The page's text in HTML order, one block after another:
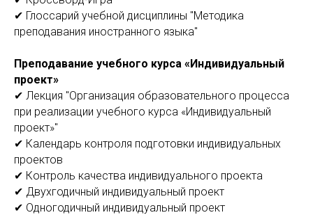
✔ Глоссарий учебной дисциплины "Методика
преподавания иностранного языка"
Преподавание учебного курса «Индивидуальный
проект»
✔ Лекция "Организация образовательного процесса
при реализации учебного курса «Индивидуальный
проект»"
✔ Календарь контроля подготовки индивидуальных
проектов
✔ Контроль качества индивидуального проекта
✔ Двухгодичный индивидуальный проект
✔ Одногодичный индивидуальный проект